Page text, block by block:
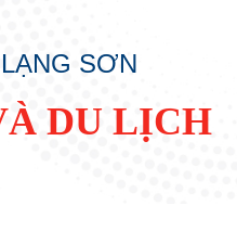
SƠN
DU LỊCH